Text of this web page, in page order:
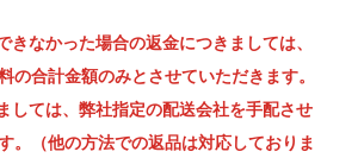
きなかった場合の返金につきましては、
の合計金額のみとさせていただきます。
しては、弊社指定の配送会社を手配させ
。（他の方法での返品は対応しておりま